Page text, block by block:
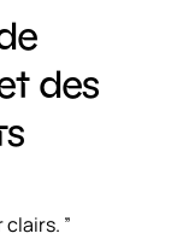
des
”